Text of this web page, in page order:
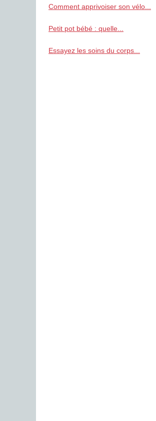
Comment apprivoiser son vélo...
Petit pot bébé : quelle...
Essayez les soins du corps...